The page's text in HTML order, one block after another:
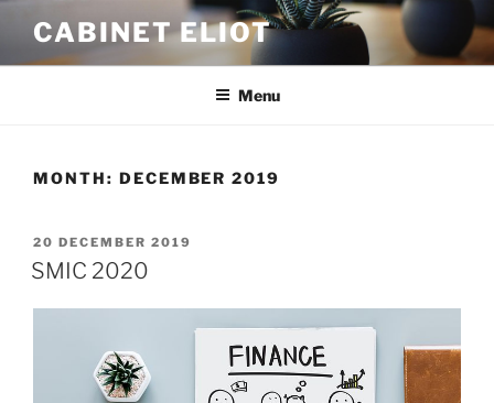
content
CABINET ELIOT
Menu
MONTH: DECEMBER 2019
POSTED
ON
20 DECEMBER 2019
SMIC 2020